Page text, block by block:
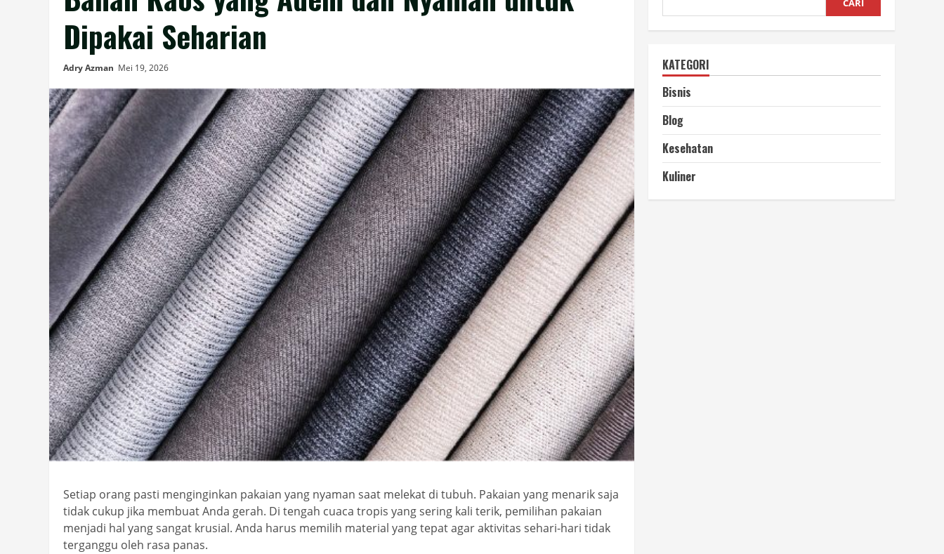
Dipakai Seharian
Adry Azman Mei 19, 2026
Setiap orang pasti menginginkan pakaian yang nyaman saat melekat di tubuh. Pakaian yang menarik saja
tidak cukup jika membuat Anda gerah. Di tengah cuaca tropis yang sering kali terik, pemilihan pakaian
menjadi hal yang sangat krusial. Anda harus memilih material yang tepat agar aktivitas sehari-hari tidak
terganggu oleh rasa panas.
KATEGORI
Bisnis
Blog
Kesehatan
Kuliner